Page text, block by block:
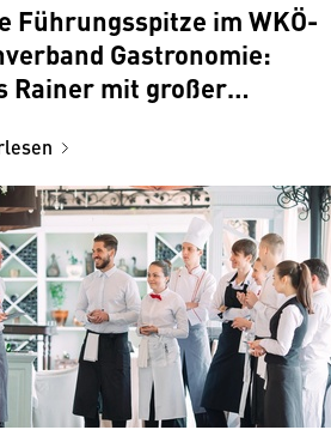
Führungsspitze im WKÖ-
Gastronomie:
Rainer mit großer